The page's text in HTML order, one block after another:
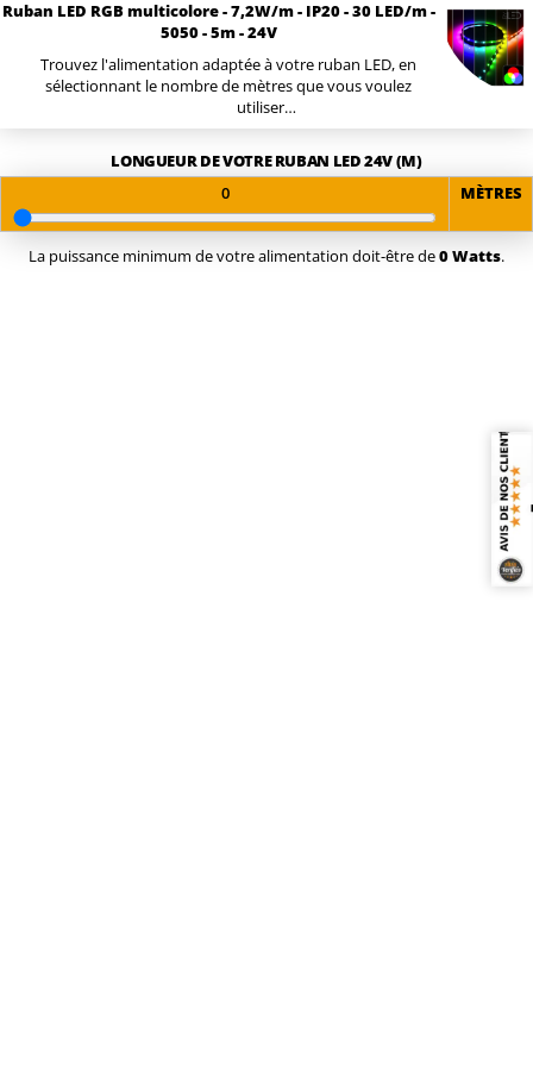
Ruban LED RGB multicolore - 7,2W/m - IP20 - 30 LED/m -
5050 - 5m - 24V
Trouvez l'alimentation adaptée à votre ruban LED, en
sélectionnant le nombre de mètres que vous voulez
utiliser…
LONGUEUR DE VOTRE RUBAN LED 24V (M)
MÈTRES
La puissance minimum de votre alimentation doit-être de0Watts.